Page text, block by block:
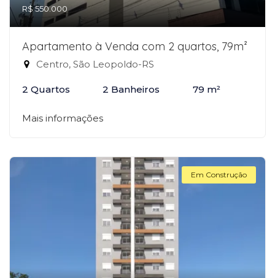
R$ 550.000
Apartamento à Venda com 2 quartos, 79m²
Centro, São Leopoldo-RS
2 Quartos 2 Banheiros 79 m²
Mais informações
Em Construção